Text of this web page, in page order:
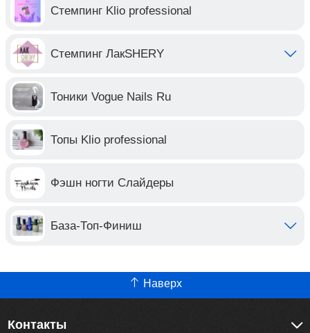
Стемпинг Klio professional
Стемпинг ЛакSHERY
Тоники Vogue Nails Ru
Топы Klio professional
Фэшн ногти Слайдеры
База-Топ-Финиш
Наверх
Контакты